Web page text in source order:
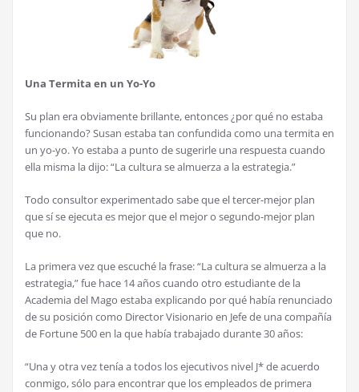
Una Termita en un Yo-Yo
Su plan era obviamente brillante, entonces¿por qué no estaba
funcionando? Susan estaba tan confundida como una termita en
un yo-yo. Yo estaba a punto de sugerirle una respuesta cuando
ella misma la dijo: “La cultura se almuerza a la estrategia.”
Todo consultor experimentado sabe que el tercer-mejor plan
que síse ejecuta es mejor que el mejor o segundo-mejor plan
que no.
La primera vez que escuché la frase: “La cultura se almuerza a la
estrategia,” fue hace 14 años cuando otro estudiante de la
Academia del Mago estaba explicando por qué había renunciado
de su posición como Director Visionario en Jefe de una compañía
de Fortune 500 en la que había trabajado durante 30 años:
“Una y otra vez tenía a todos los ejecutivos nivel J* de acuerdo
conmigo, sólo para encontrar que los empleados de primera